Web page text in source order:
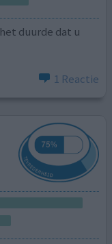
duurde dat u
1 Reactie